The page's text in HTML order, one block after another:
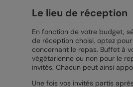
Le lieu de réception
En fonction de votre budget,
de réception choisi, optez
concernant le repas. Buffet à
végétarienne ou non pour le
invités. Chacun peut ainsi
Une fois vos invités partis